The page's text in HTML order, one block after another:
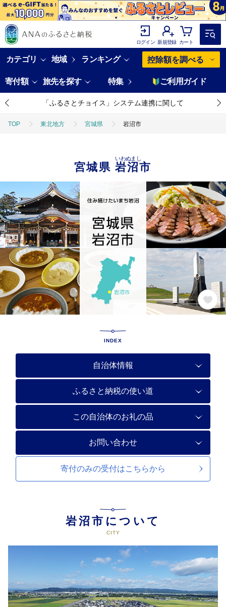
ログイン 新規登録 カート
カテゴリ 地域 ランキング 控除額を調べる
寄付額 旅先を探す 特集 ご利用ガイド
「ふるさとチョイス」システム連携に関して
TOP 東北地方 宮城県 岩沼市
宮城県岩沼市
いわぬまし
INDEX
自治体情報
ふるさと納税の使い道
この自治体のお礼の品
お問い合わせ
寄付のみの受付はこちらから
岩沼市について